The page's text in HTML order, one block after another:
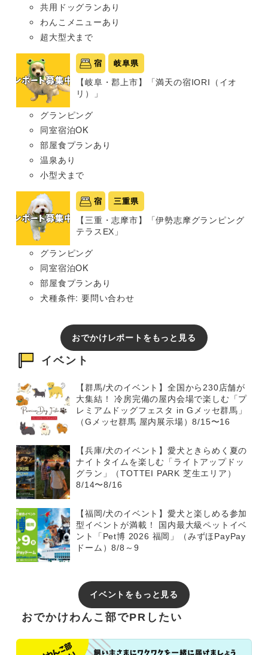
共用ドッグランあり
わんこメニューあり
超大型犬まで
宿 岐阜県
【岐阜・郡上市】「満天の宿IORI（イオ
リ）」
グランピング
同室宿泊OK
部屋食プランあり
温泉あり
小型犬まで
宿 三重県
【三重・志摩市】「伊勢志摩グランピング
テラスEX」
グランピング
同室宿泊OK
部屋食プランあり
犬種条件: 要問い合わせ
おでかけレポートをもっと見る
イベント
【群馬/犬のイベント】全国から230店舗が
大集結！ 冷房完備の屋内会場で楽しむ「プ
レミアムドッグフェスタ in Gメッセ群馬」
（Gメッセ群馬 屋内展示場）8/15〜16
【兵庫/犬のイベント】愛犬ときらめく夏の
ナイトタイムを楽しむ「ライトアップドッ
グラン」（TOTTEI PARK 芝生エリア）
8/14〜8/16
【福岡/犬のイベント】愛犬と楽しめる参加
型イベントが満載！ 国内最大級ペットイベ
ント「Pet博 2026 福岡」（みずほPayPay
ドーム）8/8～9
イベントをもっと見る
おでかけわんこ部でPRしたい